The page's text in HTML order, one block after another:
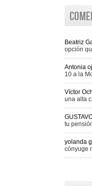
Beatriz
opción
Antonia
10 a la
Víctor
una alta
tu
yolanda
cónyuge